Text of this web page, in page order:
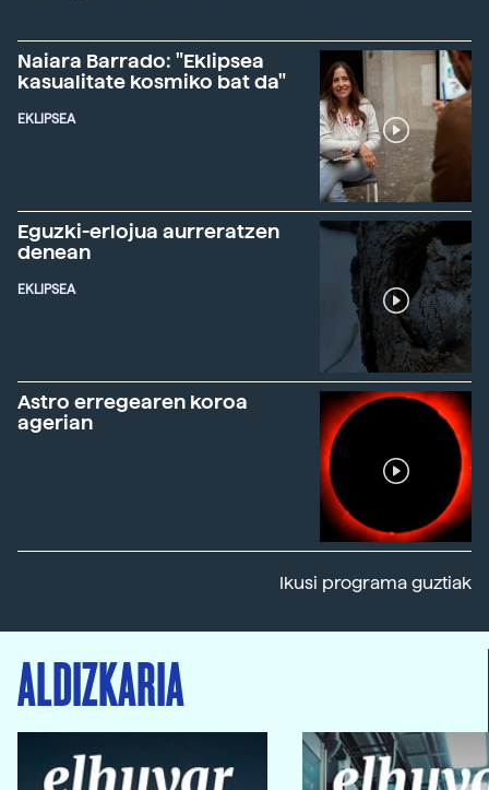
Naiara Barrado: "Eklipsea
kasualitate kosmiko bat da"
EKLIPSEA
Eguzki-erlojua aurreratzen
denean
EKLIPSEA
Astro erregearen koroa
agerian
Ikusi programa guztiak
ALDIZKARIA